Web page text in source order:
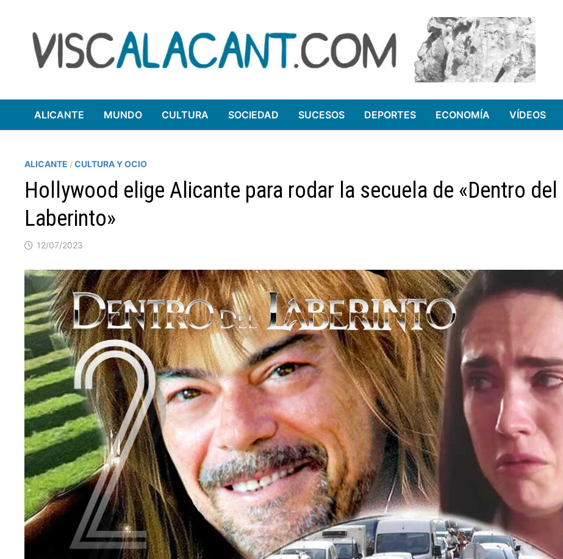
contenido
ALICANTE MUNDO CULTURA SOCIEDAD SUCESOS DEPORTES ECONOMÍA VÍDEOS
ALICANTE /CULTURA Y OCIO
Hollywood elige Alicante para rodar la secuela de «Dentro del
Laberinto»
12/07/2023